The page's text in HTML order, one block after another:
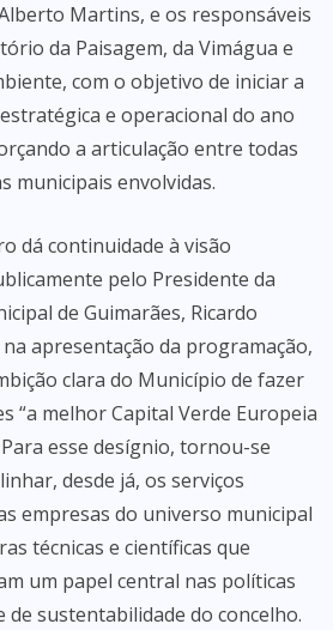
Martins, e os responsáveis
da Paisagem, da Vimágua e
com o objetivo de iniciar a
e operacional do ano
a articulação entre todas
municipais envolvidas.
dá continuidade à visão
pelo Presidente da
de Guimarães, Ricardo
apresentação da programação,
clara do Município de fazer
“a melhor Capital Verde Europeia
esse desígnio, tornou-se
desde já, os serviços
empresas do universo municipal
técnicas e científicas que
um papel central nas políticas
de sustentabilidade do concelho.